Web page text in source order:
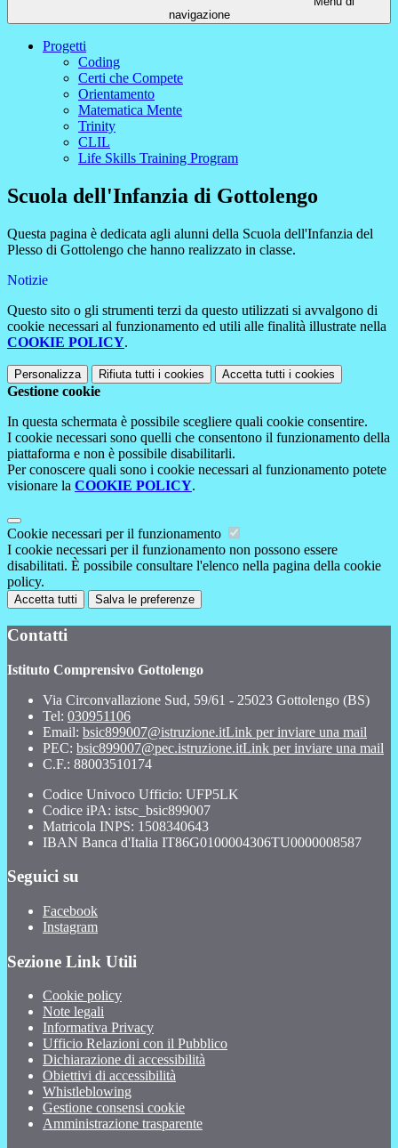
navigazione
Progetti
Coding
Certi che Compete
Orientamento
Matematica Mente
Trinity
CLIL
Life Skills Training Program
Scuola dell'Infanzia di Gottolengo
Questa pagina è dedicata agli alunni della Scuola dell'Infanzia del
Plesso di Gottolengo che hanno realizzato in classe.
Notizie
Questo sito o gli strumenti terzi da questo utilizzati si avvalgono di
cookie necessari al funzionamento ed utili alle finalità illustrate nella
COOKIE POLICY.
Personalizza Rifiuta tutti i cookies Accetta tutti i cookies
Gestione cookie
In questa schermata è possibile scegliere quali cookie consentire.
I cookie necessari sono quelli che consentono il funzionamento della
piattaforma e non è possibile disabilitarli.
Per conoscere quali sono i cookie necessari al funzionamento potete
visionare la COOKIE POLICY.
Cookie necessari per il funzionamento
I cookie necessari per il funzionamento non possono essere
disabilitati. È possibile consultare l'elenco nella pagina della cookie
policy.
Accetta tutti Salva le preferenze
Contatti
Istituto Comprensivo Gottolengo
Via Circonvallazione Sud, 59/61 - 25023 Gottolengo (BS)
Tel: 030951106
Email: bsic899007@istruzione.itLink per inviare una mail
PEC: bsic899007@pec.istruzione.itLink per inviare una mail
C.F.: 88003510174
Codice Univoco Ufficio: UFP5LK
Codice iPA: istsc_bsic899007
Matricola INPS: 1508340643
IBAN Banca d'Italia IT86G0100004306TU0000008587
Seguici su
Facebook
Instagram
Sezione Link Utili
Cookie policy
Note legali
Informativa Privacy
Ufficio Relazioni con il Pubblico
Dichiarazione di accessibilità
Obiettivi di accessibilità
Whistleblowing
Gestione consensi cookie
Amministrazione trasparente